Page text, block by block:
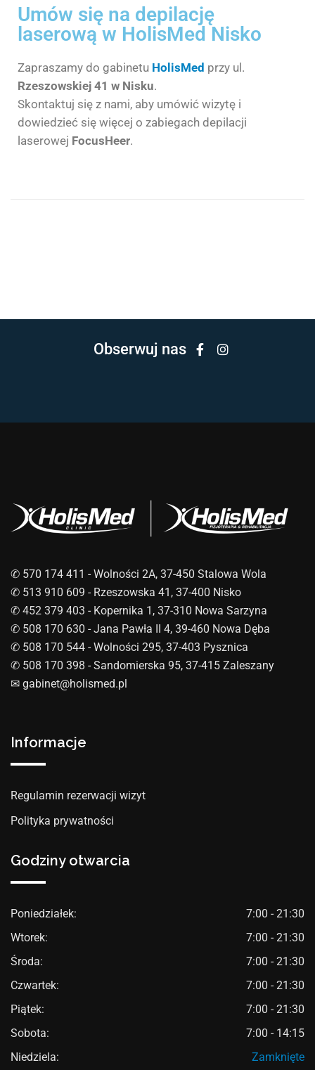
Umów się na depilację
laserową w HolisMed Nisko
Zapraszamy do gabinetu HolisMed przy ul.
Rzeszowskiej 41 w Nisku.
Skontaktuj się z nami, aby umówić wizytę i
dowiedzieć się więcej o zabiegach depilacji
laserowej FocusHeer.
Obserwuj nas
✆ 570 174 411 - Wolności 2A, 37-450 Stalowa Wola
✆ 513 910 609 - Rzeszowska 41, 37-400 Nisko
✆ 452 379 403 - Kopernika 1, 37-310 Nowa Sarzyna
✆ 508 170 630 - Jana Pawła II 4, 39-460 Nowa Dęba
✆ 508 170 544 - Wolności 295, 37-403 Pysznica
✆ 508 170 398 - Sandomierska 95, 37-415 Zaleszany
✉︎ gabinet@holismed.pl
Informacje
Regulamin rezerwacji wizyt
Polityka prywatności
Godziny otwarcia
Poniedziałek:
7:00 - 21:30
Wtorek:
7:00 - 21:30
Środa:
7:00 - 21:30
Czwartek:
7:00 - 21:30
Piątek:
7:00 - 21:30
Sobota:
7:00 - 14:15
Niedziela:
Zamknięte